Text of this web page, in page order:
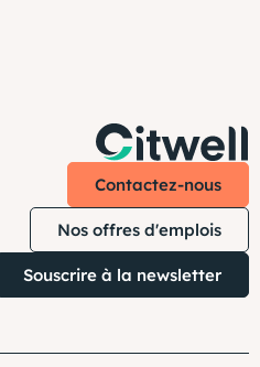
Contactez-nous
Nos offres d'emplois
Souscrire à la newsletter